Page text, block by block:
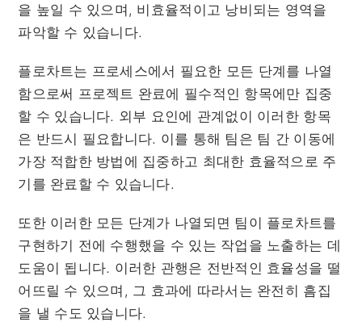
을 높일 수 있으며, 비효율적이고 낭비되는 영역을
파악할 수 있습니다.
플로차트는 프로세스에서 필요한 모든 단계를 나열
함으로써 프로젝트 완료에 필수적인 항목에만 집중
할 수 있습니다. 외부 요인에 관계없이 이러한 항목
은 반드시 필요합니다. 이를 통해 팀은 팀 간 이동에
가장 적합한 방법에 집중하고 최대한 효율적으로 주
기를 완료할 수 있습니다.
또한 이러한 모든 단계가 나열되면 팀이 플로차트를
구현하기 전에 수행했을 수 있는 작업을 노출하는 데
도움이 됩니다. 이러한 관행은 전반적인 효율성을 떨
어뜨릴 수 있으며, 그 효과에 따라서는 완전히 흠집
을 낼 수도 있습니다.